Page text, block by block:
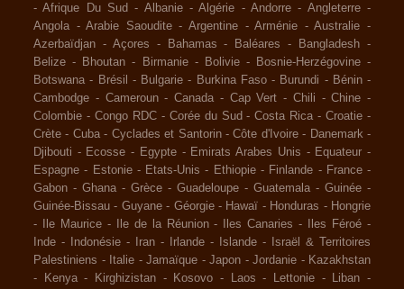
-Afrique Du Sud - Albanie -Algérie -Andorre - Angleterre -
Angola -Arabie Saoudite -Argentine -Arménie -Australie -
Azerbaïdjan - Açores - Bahamas - Baléares - Bangladesh -
Belize - Bhoutan - Birmanie - Bolivie - Bosnie-Herzégovine -
Botswana - Brésil - Bulgarie - Burkina Faso - Burundi - Bénin -
Cambodge - Cameroun - Canada - Cap Vert - Chili -Chine -
Colombie - Congo RDC - Corée du Sud -Costa Rica -Croatie -
Crète - Cuba - Cyclades et Santorin -Côte d'Ivoire - Danemark -
Djibouti - Ecosse - Egypte - Emirats Arabes Unis - Equateur -
Espagne - Estonie - Etats-Unis - Ethiopie - Finlande - France -
Gabon - Ghana - Grèce - Guadeloupe - Guatemala - Guinée -
Guinée-Bissau - Guyane - Géorgie - Hawaï - Honduras - Hongrie
-
Ile Maurice - Ile de la Réunion - Iles Canaries - Iles Féroé -
Inde - Indonésie - Iran - Irlande - Islande -
Israël & Territoires
Palestiniens - Italie - Jamaïque - Japon - Jordanie - Kazakhstan
-
Kenya - Kirghizistan - Kosovo - Laos - Lettonie - Liban -